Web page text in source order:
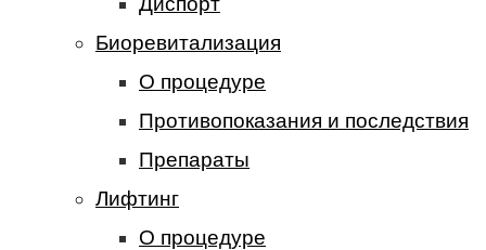
Биоревитализация
О процедуре
Противопоказания и последствия
Препараты
Лифтинг
О процедуре